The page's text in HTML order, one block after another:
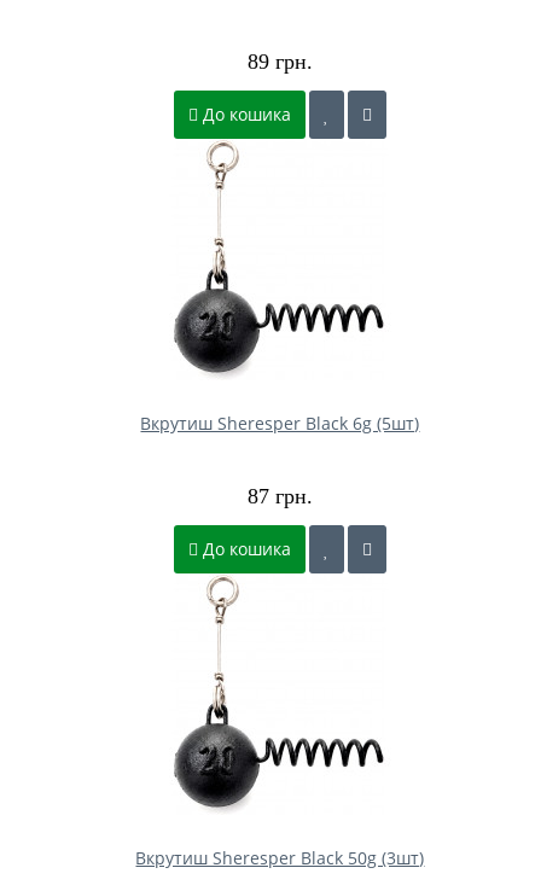
89 грн.
До кошика
Вкрутиш Sheresper Black 6g (5шт)
87 грн.
До кошика
Вкрутиш Sheresper Black 50g (3шт)